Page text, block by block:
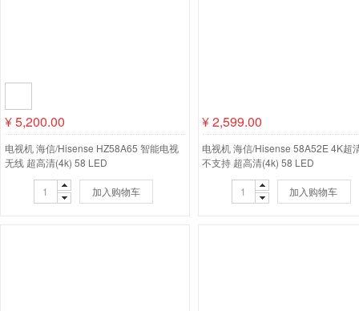
¥5,200.00
电视机 海信/Hisense HZ58A65 智能电视
无线 超高清(4k) 58 LED
加入购物车
¥2,599.00
电视机 海信/Hisense 58A52E 4K超
不支持 超高清(4k) 58 LED
加入购物车